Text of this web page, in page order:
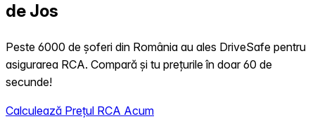
de Jos
Peste 6000 de șoferi din România au ales DriveSafe pentru
asigurarea RCA. Compară și tu prețurile în doar 60 de
secunde!
Calculează Prețul RCA Acum